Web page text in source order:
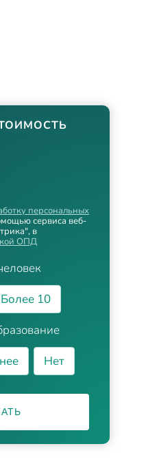
Более 10
Нет
персональных
сервиса веб-
в
ОПД